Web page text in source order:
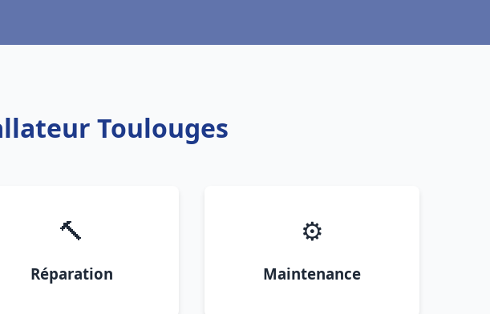
Toulouges
🔨
Réparation
⚙️
Maintenance